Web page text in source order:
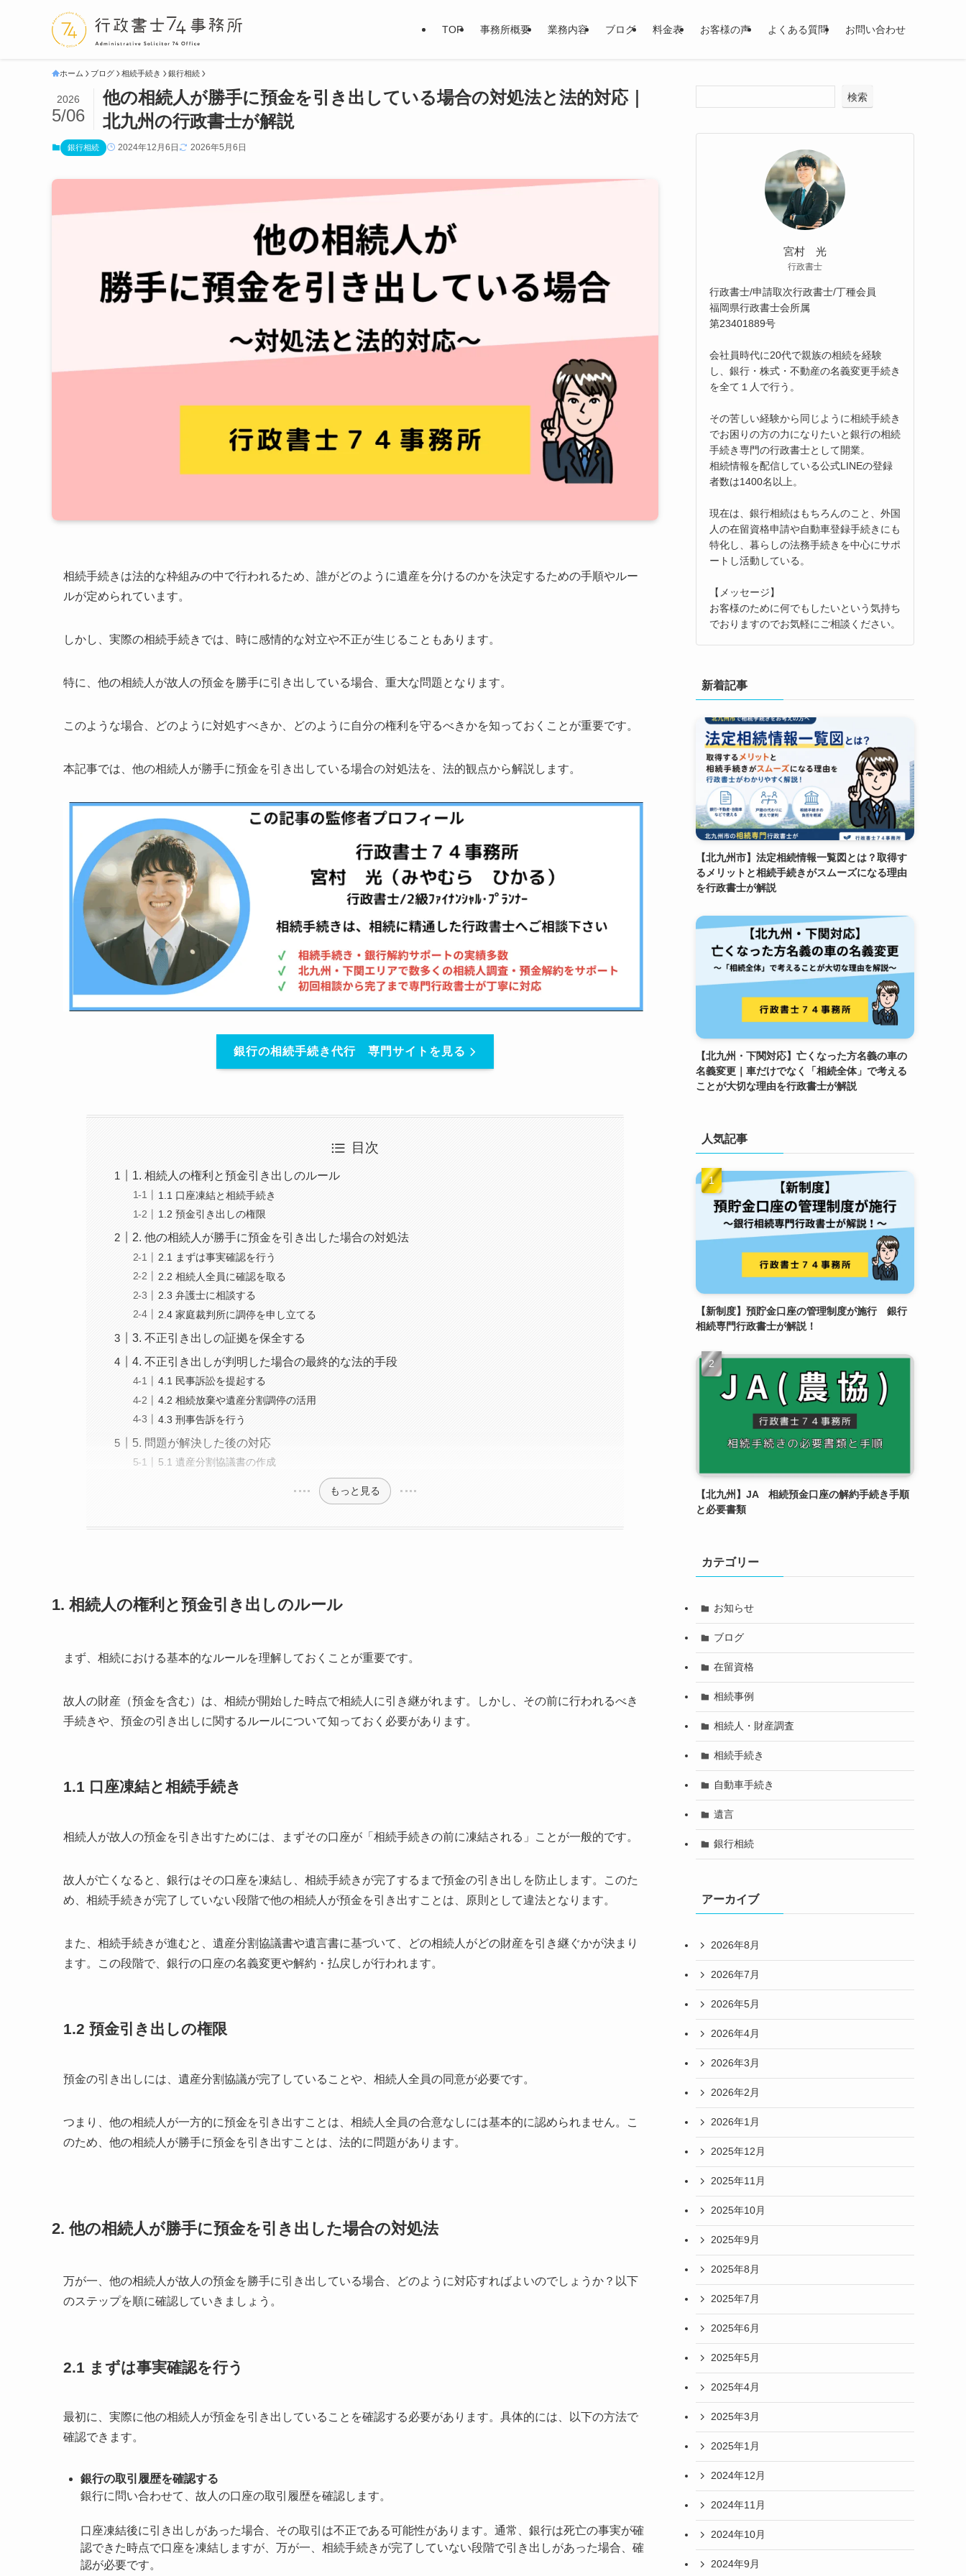
TOP 事務所概要 業務内容 ブログ 料金表 お客様の声 よくある質問 お問い合わせ
ホーム ブログ 相続手続き 銀行相続
他の相続人が勝手に預金を引き出している場合の対処法と法的対応｜
北九州の行政書士が解説
2026
5/06
銀行相続 2024年12月6日 2026年5月6日
相続手続きは法的な枠組みの中で行われるため、誰がどのように遺産を分けるのかを決定するための手順やルー
ルが定められています。
しかし、実際の相続手続きでは、時に感情的な対立や不正が生じることもあります。
特に、他の相続人が故人の預金を勝手に引き出している場合、重大な問題となります。
このような場合、どのように対処すべきか、どのように自分の権利を守るべきかを知っておくことが重要です。
本記事では、他の相続人が勝手に預金を引き出している場合の対処法を、法的観点から解説します。
銀行の相続手続き代行 専門サイトを見る
目次
1. 相続人の権利と預金引き出しのルール
1.1 口座凍結と相続手続き
1.2 預金引き出しの権限
2. 他の相続人が勝手に預金を引き出した場合の対処法
2.1 まずは事実確認を行う
2.2 相続人全員に確認を取る
2.3 弁護士に相談する
2.4 家庭裁判所に調停を申し立てる
3. 不正引き出しの証拠を保全する
4. 不正引き出しが判明した場合の最終的な法的手段
4.1 民事訴訟を提起する
4.2 相続放棄や遺産分割調停の活用
4.3 刑事告訴を行う
5. 問題が解決した後の対応
5.1 遺産分割協議書の作成
もっと見る
1. 相続人の権利と預金引き出しのルール
まず、相続における基本的なルールを理解しておくことが重要です。
故人の財産（預金を含む）は、相続が開始した時点で相続人に引き継がれます。しかし、その前に行われるべき
手続きや、預金の引き出しに関するルールについて知っておく必要があります。
1.1 口座凍結と相続手続き
相続人が故人の預金を引き出すためには、まずその口座が「相続手続きの前に凍結される」ことが一般的です。
故人が亡くなると、銀行はその口座を凍結し、相続手続きが完了するまで預金の引き出しを防止します。このた
め、相続手続きが完了していない段階で他の相続人が預金を引き出すことは、原則として違法となります。
また、相続手続きが進むと、遺産分割協議書や遺言書に基づいて、どの相続人がどの財産を引き継ぐかが決まり
ます。この段階で、銀行の口座の名義変更や解約・払戻しが行われます。
1.2 預金引き出しの権限
預金の引き出しには、遺産分割協議が完了していることや、相続人全員の同意が必要です。
つまり、他の相続人が一方的に預金を引き出すことは、相続人全員の合意なしには基本的に認められません。こ
のため、他の相続人が勝手に預金を引き出すことは、法的に問題があります。
2. 他の相続人が勝手に預金を引き出した場合の対処法
万が一、他の相続人が故人の預金を勝手に引き出している場合、どのように対応すればよいのでしょうか？以下
のステップを順に確認していきましょう。
2.1 まずは事実確認を行う
最初に、実際に他の相続人が預金を引き出していることを確認する必要があります。具体的には、以下の方法で
確認できます。
銀行の取引履歴を確認する
銀行に問い合わせて、故人の口座の取引履歴を確認します。
口座凍結後に引き出しがあった場合、その取引は不正である可能性があります。通常、銀行は死亡の事実が確
認できた時点で口座を凍結しますが、万が一、相続手続きが完了していない段階で引き出しがあった場合、確
認が必要です。
検索
宮村 光
行政書士
行政書士/申請取次行政書士/丁種会員
福岡県行政書士会所属
第23401889号
会社員時代に20代で親族の相続を経験
し、銀行・株式・不動産の名義変更手続き
を全て１人で行う。
その苦しい経験から同じように相続手続き
でお困りの方の力になりたいと銀行の相続
手続き専門の行政書士として開業。
相続情報を配信している公式LINEの登録
者数は1400名以上。
現在は、銀行相続はもちろんのこと、外国
人の在留資格申請や自動車登録手続きにも
特化し、暮らしの法務手続きを中心にサポ
ートし活動している。
【メッセージ】
お客様のために何でもしたいという気持ち
でおりますのでお気軽にご相談ください。
新着記事
【北九州市】法定相続情報一覧図とは？取得す
るメリットと相続手続きがスムーズになる理由
を行政書士が解説
【北九州・下関対応】亡くなった方名義の車の
名義変更｜車だけでなく「相続全体」で考える
ことが大切な理由を行政書士が解説
人気記事
【新制度】預貯金口座の管理制度が施行 銀行
相続専門行政書士が解説！
【北九州】JA 相続預金口座の解約手続き手順
と必要書類
カテゴリー
お知らせ
ブログ
在留資格
相続事例
相続人・財産調査
相続手続き
自動車手続き
遺言
銀行相続
アーカイブ
2026年8月
2026年7月
2026年5月
2026年4月
2026年3月
2026年2月
2026年1月
2025年12月
2025年11月
2025年10月
2025年9月
2025年8月
2025年7月
2025年6月
2025年5月
2025年4月
2025年3月
2025年1月
2024年12月
2024年11月
2024年10月
2024年9月